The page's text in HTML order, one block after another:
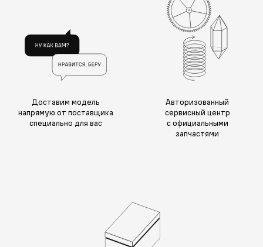
Доставим модель
напрямую от поставщика
специально для вас
Авторизованный
сервисный центр
с официальными
запчастями